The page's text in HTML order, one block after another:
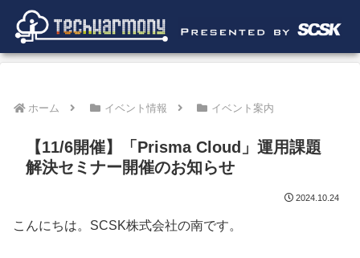
ホーム イベント情報 イベント案内
【11/6開催】「Prisma Cloud」運用課題
解決セミナー開催のお知らせ
2024.10.24
こんにちは。SCSK株式会社の南です。